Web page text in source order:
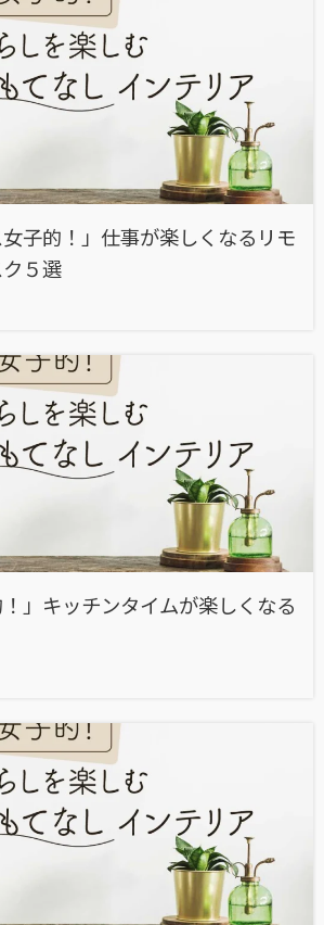
女子的！」仕事が楽しくなるリモ
５選
！」キッチンタイムが楽しくなる